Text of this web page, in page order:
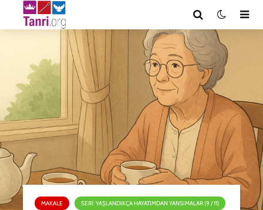
MAKALE SERI: YAŞLANDIKÇA HAYATIMDAN YANSIMALAR (9 / 11)